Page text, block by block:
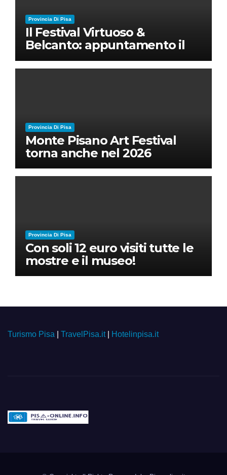
Provincia Di Pisa
Il Festival Virtuoso &
Belcanto: appuntamento il
28 luglio a Palazzo Blu con
Ruben Micieli
Provincia Di Pisa
Monte Pisano Art Festival
torna anche nel 2026
Provincia Di Pisa
Con soli 12 euro visiti tutte le
mostre e il museo!
Turismo Pisa TravelPisa.it| Hotelinpisa.it